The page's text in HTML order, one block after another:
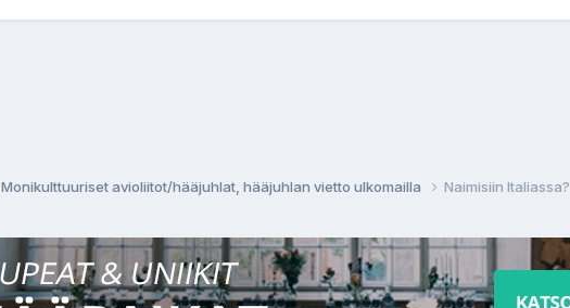
Monikulttuuriset avioliitot/hääjuhlat, hääjuhlan vietto ulkomailla Naimisiin Italiassa?